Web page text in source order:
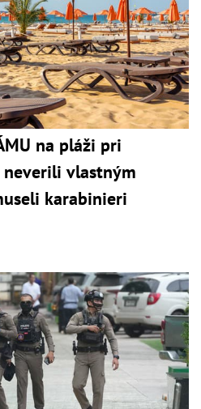
na pláži pri
vlastným
karabinieri